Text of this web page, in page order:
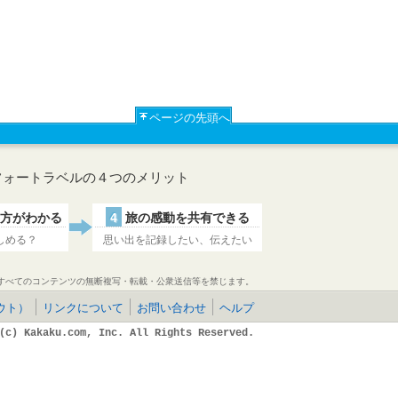
ページの先頭へ
ォートラベルの４つのメリット
がわかる
める？
4 旅の感動を共有できる
思い出を記録したい、伝えたい
てのコンテンツの無断複写・転載・公衆送信等を禁じます。
） リンクについて お問い合わせ ヘルプ
(c) Kakaku.com, Inc. All Rights Reserved.